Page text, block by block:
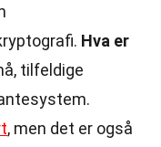
Hva er
tilfeldige
, men det er også